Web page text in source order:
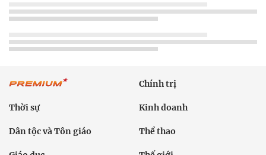
Chính trị
Thời sự Kinh doanh
Dân tộc và Tôn giáo Thể thao